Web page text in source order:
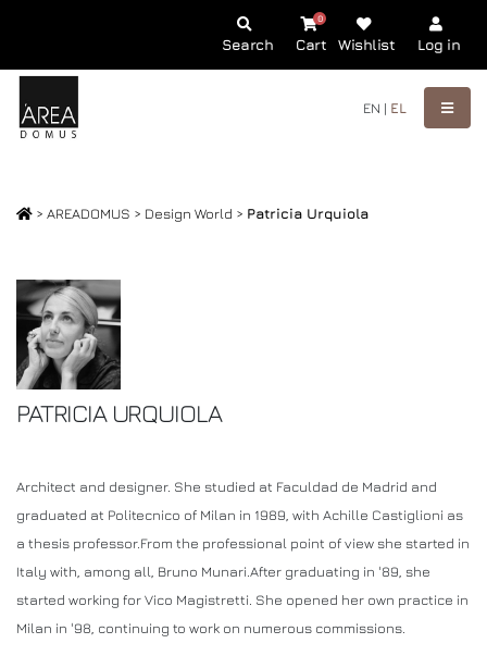
Search Cart
0
Wishlist Log in
EN | EL
> AREADOMUS > Design World > Patricia Urquiola
PATRICIA URQUIOLA
Architect and designer. She studied at Faculdad de Madrid and
graduated at Politecnico of Milan in 1989, with Achille Castiglioni as
a thesis professor.From the professional point of view she started in
Italy with, among all, Bruno Munari.After graduating in '89, she
started working for Vico Magistretti. She opened her own practice in
Milan in '98, continuing to work on numerous commissions.